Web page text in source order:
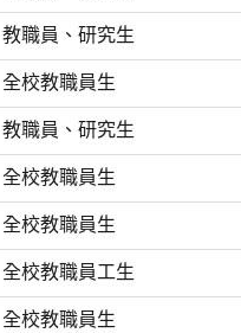
教職員、研究生
全校教職員生
教職員、研究生
全校教職員生
全校教職員生
全校教職員工生
全校教職員生